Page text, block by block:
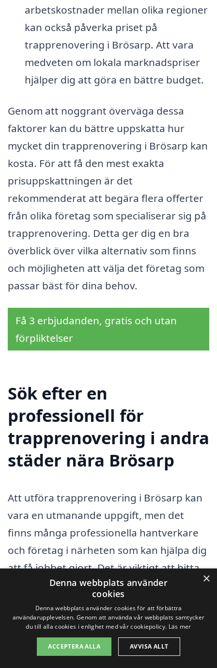
arbetskostnader mellan olika regioner
kan också påverka priset på
trapprenovering i Brösarp. Att vara
medveten om lokala marknadspriser
hjälper dig att göra en bättre budget.
Genom att noggrant överväga dessa
faktorer kan du bättre uppskatta hur
mycket din trapprenovering i Brösarp kan
kosta. För att få den mest exakta
prisuppskattningen är det
rekommenderat att begära flera offerter
från olika företag som specialiserar sig på
trapprenovering. Detta ger dig en bra
överblick över vilka alternativ som finns
och möjligheten att välja det företag som
passar bäst för dina behov.
Få 3 erbjudanden, gratis och utan
förpliktelser
Sök efter en
professionell för
trapprenovering i andra
städer nära Brösarp
Att utföra trapprenovering i Brösarp kan
vara en utmanande uppgift, men det
finns många professionella hantverkare
och företag i närheten som kan hjälpa dig
att få jobbet gjort. Det är viktigt att hitta
rätt företag som kan erbjuda dig en
lösning som passar dina behov. Genom
att använda plattformar som
trapprenovering-pris.se kan du enkelt få
tillgång till flera erbjudanden och hitta det
×
Denna webbplats använder
cookies
Denna webbplats använder cookies för att förbättra
användarupplevelsen. Genom att använda vår webbplats samtycker
du till alla cookies i enlighet med vår cookiepolicy. Läs mer
ACCEPTERA ALLA AVVISA ALLT